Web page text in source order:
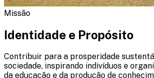
Missão
Identidade e Propósito
Contribuir para a prosperidade
sociedade, inspirando indivíduos e
da educação e da produção de